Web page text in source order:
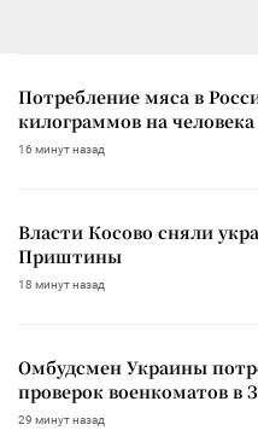
Потребление мяса в
килограммов на человека
16 минут назад
Власти Косово сняли
Приштины
18 минут назад
Омбудсмен Украины
проверок военкоматов в
29 минут назад